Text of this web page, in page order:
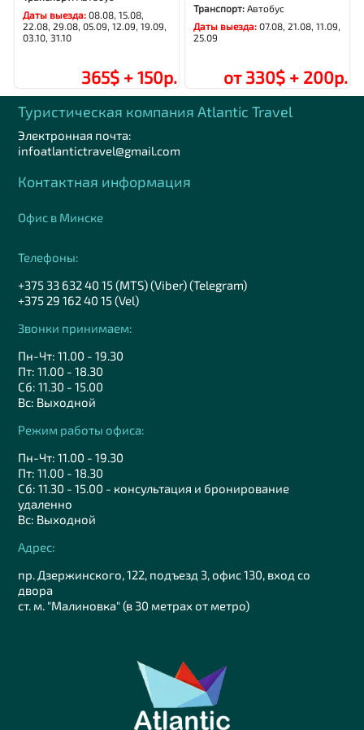
Даты выезда:08.08, 15.08,
22.08, 29.08, 05.09, 12.09, 19.09,
03.10, 31.10
365$ + 150р.
Транспорт:Автобус
Даты выезда:07.08, 21.08, 11.09,
25.09
от 330$ + 200р.
Туристическая компания Аtlantic Travel
Электронная почта:
infoatlantictravel@gmail.com
Контактная информация
Офис в Минске
Телефоны:
+375 33 632 40 15 (MTS) (Viber) (Telegram)
+375 29 162 40 15 (Vel)
Звонки принимаем:
Пн-Чт: 11.00 - 19.30
Пт: 11.00 - 18.30
Сб: 11.30 - 15.00
Вс: Выходной
Режим работы офиса:
Пн-Чт: 11.00 - 19.30
Пт: 11.00 - 18.30
Сб: 11.30 - 15.00 - консультация и бронирование
удаленно
Вс: Выходной
Адрес:
пр. Дзержинского, 122, подъезд 3, офис 130, вход со
двора
ст. м. "Малиновка" (в 30 метрах от метро)